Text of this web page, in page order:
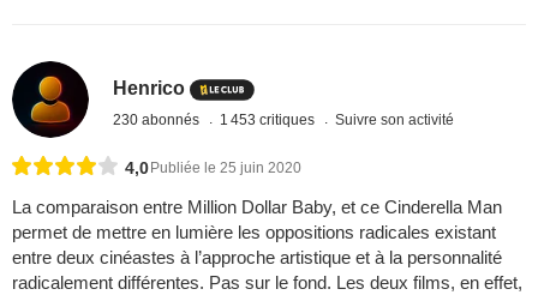
Henrico
230 abonnés 1 453 critiques Suivre son activité
4,0 Publiée le 25 juin 2020
La comparaison entre Million Dollar Baby, et ce Cinderella Man
permet de mettre en lumière les oppositions radicales existant
entre deux cinéastes à l’approche artistique et à la personnalité
radicalement différentes. Pas sur le fond. Les deux films, en effet,